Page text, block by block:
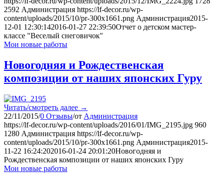
2592 Администрация https://lf-decor.ru/wp-
content/uploads/2015/10/pr-300x1661.png Администрация2015-
12-01 12:30:142016-01-27 22:39:50Отчет о детском мастер-
классе "Веселый снеговичок"
Мои новые работы
Новогодняя и Рождественская
композиции от наших японских Гуру
Читать/смотреть далее →
22/11/2015/0 Отзывы/от Администрация
https://lf-decor.ru/wp-content/uploads/2016/01/IMG_2195.jpg 960
1280 Администрация https://lf-decor.ru/wp-
content/uploads/2015/10/pr-300x1661.png Администрация2015-
11-22 16:24:202016-01-24 20:01:20Новогодняя и
Рождественская композиции от наших японских Гуру
Мои новые работы